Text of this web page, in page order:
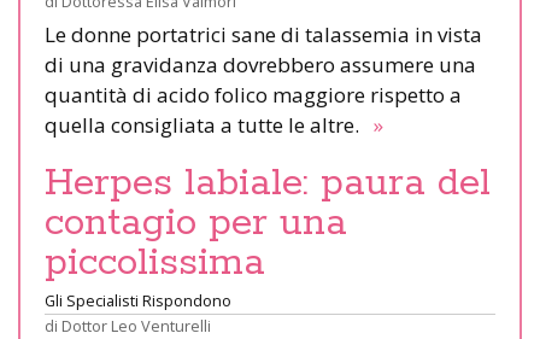
Le donne portatrici sane di talassemia in vista
di una gravidanza dovrebbero assumere una
quantità di acido folico maggiore rispetto a
quella consigliata a tutte le altre. »
Herpes labiale: paura del
contagio per una
piccolissima
Gli Specialisti Rispondono
di Dottor Leo Venturelli